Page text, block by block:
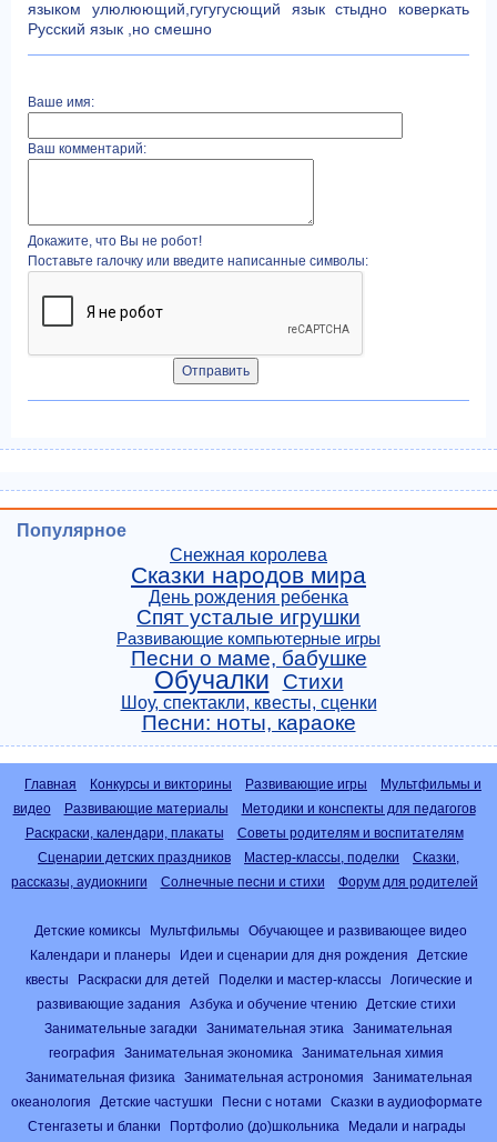
языком улюлюющий,гугугусющий язык стыдно коверкать
Русский язык ,но смешно
Ваше имя:
Ваш комментарий:
Докажите, что Вы не робот!
Поставьте галочку или введите написанные символы:
Популярное
Снежная королева
Сказки народов мира
День рождения ребенка
Спят усталые игрушки
Развивающие компьютерные игры
Песни о маме, бабушке
Обучалки Стихи
Шоу, спектакли, квесты, сценки
Песни: ноты, караоке
Главная Конкурсы и викторины Развивающие игры
Мультфильмы и
видео
Развивающие материалы
Методики и конспекты для педагогов
Раскраски, календари, плакаты
Советы родителям и воспитателям
Сценарии детских праздников
Мастер-классы, поделки
Сказки,
рассказы, аудиокниги
Солнечные песни и стихи Форум для родителей
Детские комиксы Мультфильмы
Обучающее и развивающее видео
Календари и планеры
Идеи и сценарии для дня рождения
Детские
квесты
Раскраски для детей Поделки и мастер-классы
Логические и
развивающие задания
Азбука и обучение чтению
Детские стихи
Занимательные загадки
Занимательная этика
Занимательная
география
Занимательная экономика
Занимательная химия
Занимательная физика
Занимательная астрономия
Занимательная
океанология
Детские частушки Песни с нотами
Сказки в аудиоформате
Стенгазеты и бланки
Портфолио (до)школьника
Медали и награды